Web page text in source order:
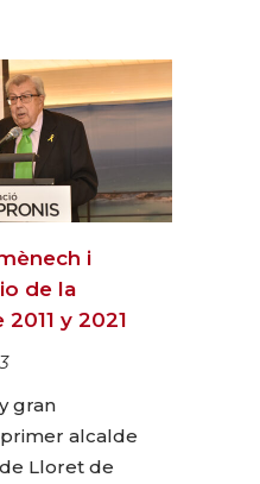
i
de la
y 2021
gran
alcalde
Lloret de